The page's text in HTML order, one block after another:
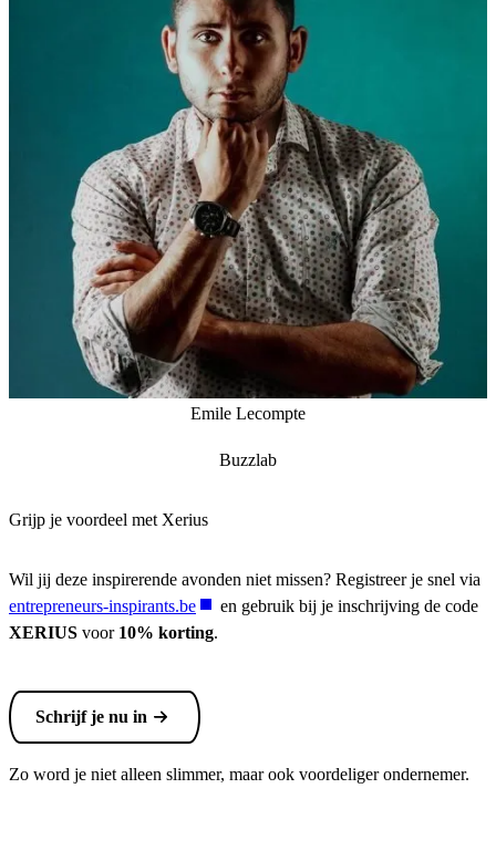
Emile Lecompte
Buzzlab
Grijp je voordeel met Xerius
Wil jij deze inspirerende avonden niet missen? Registreer je snel via
entrepreneurs-inspirants.be
en gebruik bij je inschrijving de code
XERIUS voor 10% korting.
Schrijf je nu in
Zo word je niet alleen slimmer, maar ook voordeliger ondernemer.